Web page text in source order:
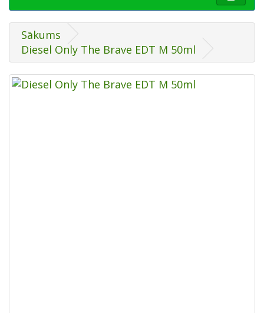
Sākums
Diesel Only The Brave EDT M 50ml